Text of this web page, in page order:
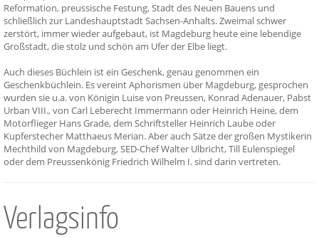
Reformation, preussische Festung, Stadt des Neuen Bauens und
schließlich zur Landeshauptstadt Sachsen-Anhalts. Zweimal schwer
zerstört, immer wieder aufgebaut, ist Magdeburg heute eine lebendige
Großstadt, die stolz und schön am Ufer der Elbe liegt.
Auch dieses Büchlein ist ein Geschenk, genau genommen ein
Geschenkbüchlein. Es vereint Aphorismen über Magdeburg, gesprochen
wurden sie u.a. von Königin Luise von Preussen, Konrad Adenauer, Pabst
Urban VIII., von Carl Leberecht Immermann oder Heinrich Heine, dem
Motorflieger Hans Grade, dem Schriftsteller Heinrich Laube oder
Kupferstecher Matthaeus Merian. Aber auch Sätze der großen Mystikerin
Mechthild von Magdeburg, SED-Chef Walter Ulbricht, Till Eulenspiegel
oder dem Preussenkönig Friedrich Wilhelm I. sind darin vertreten.
Verlagsinfo